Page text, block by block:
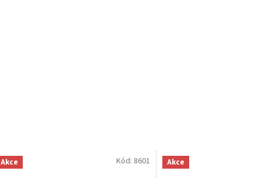
Akce Kód: 8601 Akce